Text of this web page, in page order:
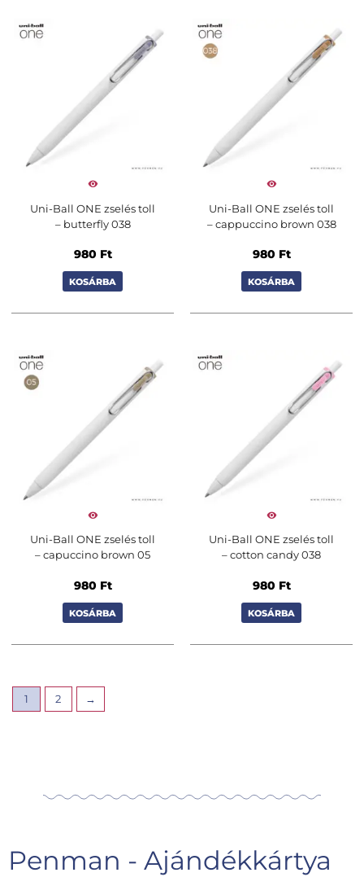
Uni-Ball ONE zselés toll
– butterfly 038
980 Ft
KOSÁRBA
Uni-Ball ONE zselés toll
– cappuccino brown 038
980 Ft
KOSÁRBA
Uni-Ball ONE zselés toll
– capuccino brown 05
980 Ft
KOSÁRBA
Uni-Ball ONE zselés toll
– cotton candy 038
980 Ft
KOSÁRBA
1 2 →
Penman - Ajándékkártya